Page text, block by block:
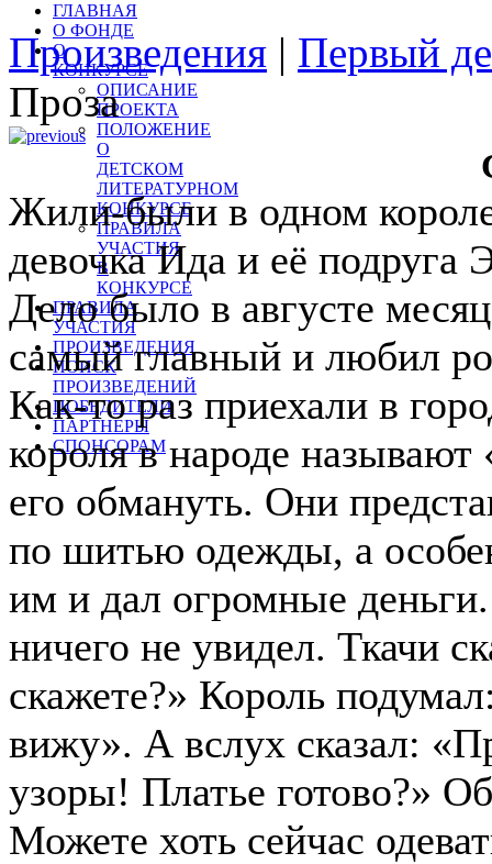
ГЛАВНАЯ
О ФОНДЕ
О
КОНКУРСЕ
ОПИСАНИЕ
ПРОЕКТА
ПОЛОЖЕНИЕ
О
ДЕТСКОМ
ЛИТЕРАТУРНОМ
КОНКУРСЕ
ПРАВИЛА
УЧАСТИЯ
В
КОНКУРСЕ
ПРАВИЛА
УЧАСТИЯ
ПРОИЗВЕДЕНИЯ
ПОИСК
ПРОИЗВЕДЕНИЙ
ПОБЕДИТЕЛИ
ПАРТНЕРЫ
СПОНСОРАМ
Произведения | Первый
Проза
Жили-были в одном
девочка Ида и её подруга
Дело было в августе
самый главный и любил
Как-то раз приехали в
короля в народе
его обмануть. Они
по шитью одежды, а
им и дал огромные
ничего не увидел. Ткачи
скажете?» Король
вижу». А вслух сказал:
узоры! Платье готово?»
Можете хоть сейчас